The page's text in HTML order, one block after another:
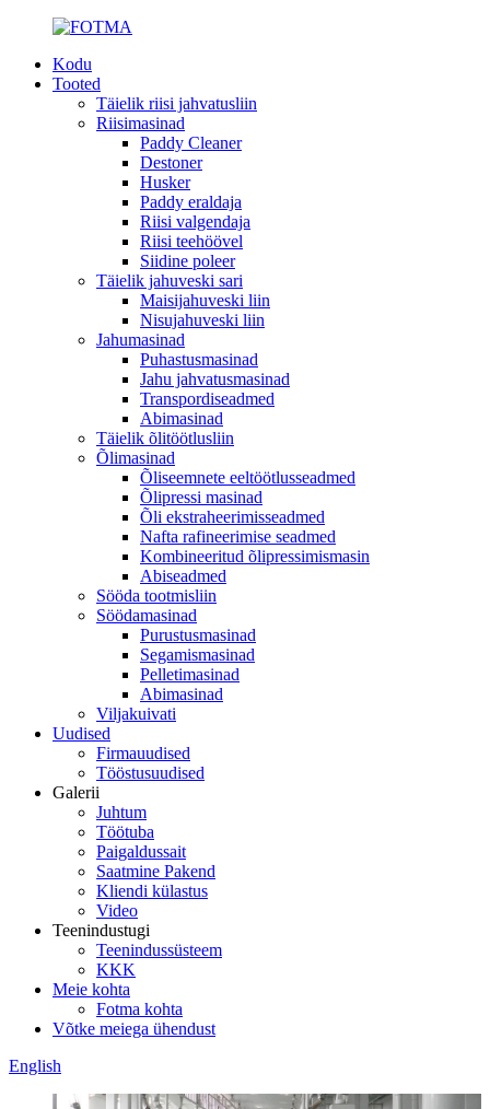
Kodu
Tooted
Täielik riisi jahvatusliin
Riisimasinad
Paddy Cleaner
Destoner
Husker
Paddy eraldaja
Riisi valgendaja
Riisi teehöövel
Siidine poleer
Täielik jahuveski sari
Maisijahuveski liin
Nisujahuveski liin
Jahumasinad
Puhastusmasinad
Jahu jahvatusmasinad
Transpordiseadmed
Abimasinad
Täielik õlitöötlusliin
Õlimasinad
Õliseemnete eeltöötlusseadmed
Õlipressi masinad
Õli ekstraheerimisseadmed
Nafta rafineerimise seadmed
Kombineeritud õlipressimismasin
Abiseadmed
Sööda tootmisliin
Söödamasinad
Purustusmasinad
Segamismasinad
Pelletimasinad
Abimasinad
Viljakuivati
Uudised
Firmauudised
Tööstusuudised
Galerii
Juhtum
Töötuba
Paigaldussait
Saatmine Pakend
Kliendi külastus
Video
Teenindustugi
Teenindussüsteem
KKK
Meie kohta
Fotma kohta
Võtke meiega ühendust
English